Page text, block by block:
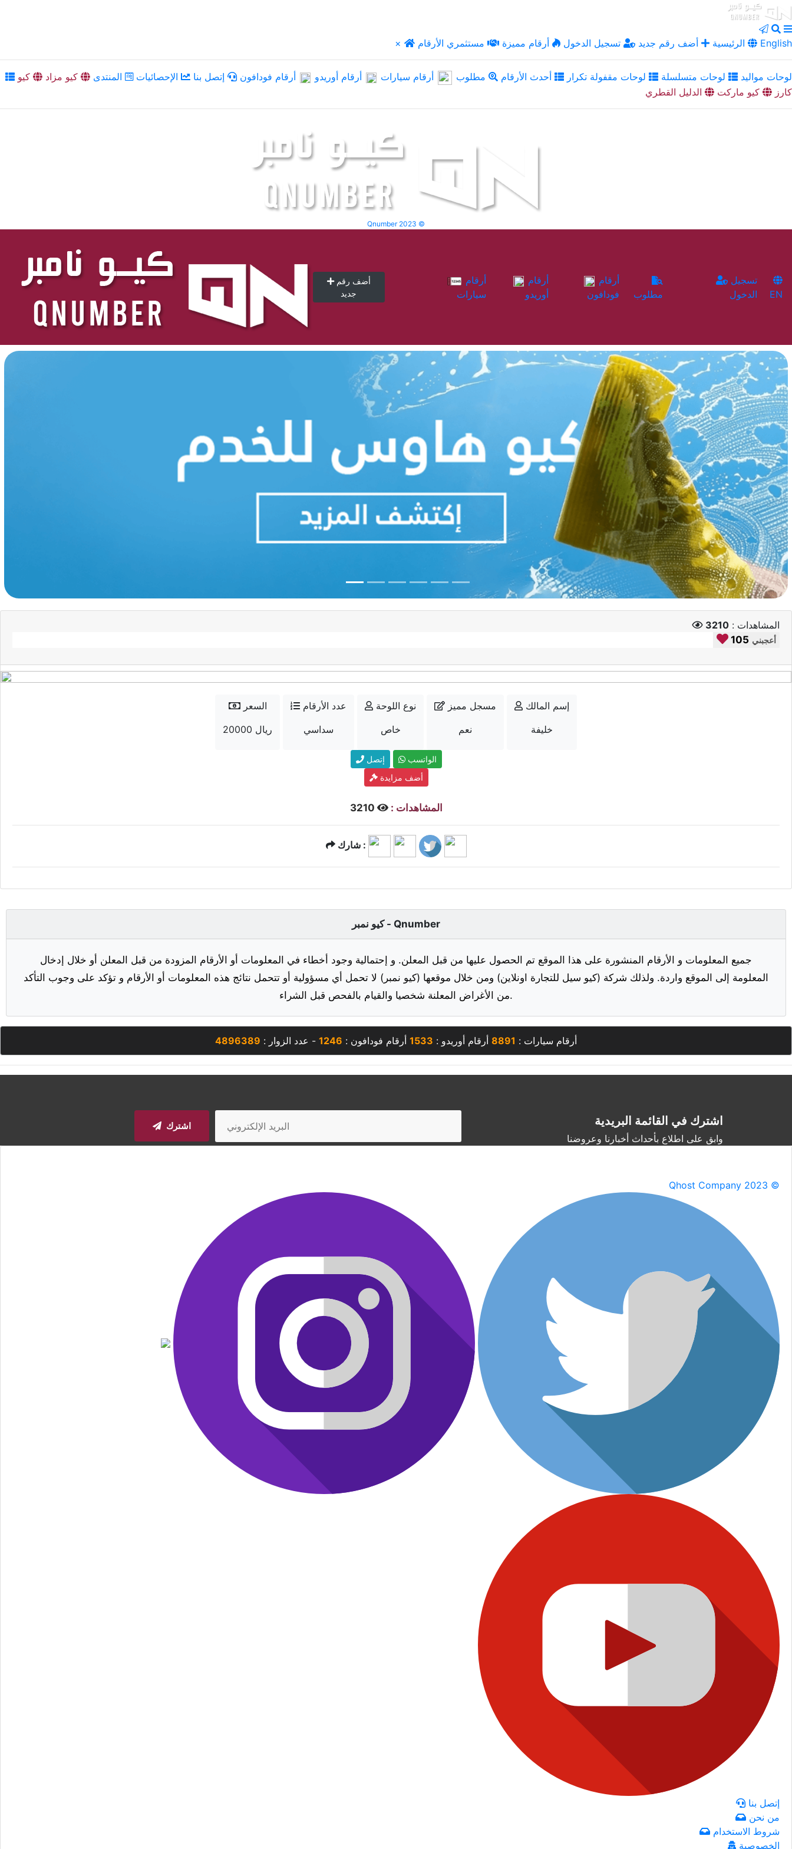
× الرئيسية أضف رقم جديد تسجيل الدخول أرقام مميزة مستثمري الأرقام English
لوحات مواليد لوحات متسلسلة لوحات مقفولة تكرار أحدث الأرقام مطلوب أرقام سيارات أرقام أوريدو أرقام فودافون إتصل بنا الإحصائيات المنتدى كيو مزاد
كيو
كارز
كيو ماركت الدليل القطري
Qnumber 2023 ©
أضف رقم
جديد
سيارات
أوريدو
فودافون
مطلوب
الدخول
EN
المشاهدات : 3210
105 أعجبني
السعر
20000 ريال
عدد الأرقام
سداسي
نوع اللوحة
خاص
مسجل مميز
نعم
إسم المالك
خليفة
إتصل
الواتسب
أضف مزايدة
المشاهدات :
شارك :
كيو نمبر - Qnumber
جميع المعلومات و الأرقام المنشورة على هذا الموقع تم الحصول عليها من قبل المعلن. و إحتمالية وجود أخطاء في المعلومات أو الأرقام المزودة من قبل المعلن أو خلال إدخال
المعلومة إلى الموقع واردة. ولذلك شركة (كيو سيل للتجارة اونلاين) ومن خلال موقعها (كيو نمبر) لا تحمل أي مسؤولية أو تتحمل نتائج هذه المعلومات أو الأرقام و تؤكد على وجوب التأكد
من الأغراض المعلنة شخصيا والقيام بالفحص قبل الشراء.
أرقام سيارات : 8891 أرقام أوريدو : 1533 أرقام فودافون : 1246 - عدد الزوار : 4896389
اشترك في القائمة البريدية
وابق على اطلاع بأحداث أخبارنا وعروضنا
اشترك
Qhost Company 2023 ©
إتصل بنا
من نحن
شروط الاستخدام
الخصوصية